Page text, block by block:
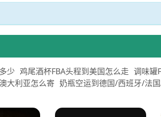
少 鸡尾酒杯FBA头程到美国怎么走 调味罐
大利亚怎么寄 奶瓶空运到德国/西班牙/法